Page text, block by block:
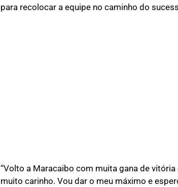
para recolocar a equipe no caminho do
“Volto a Maracaibo com muita gana de
muito carinho. Vou dar o meu máximo e